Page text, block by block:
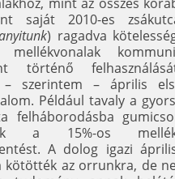
saját 2010-es
) ragadva
történő
– szerintem – április
Például tavaly a
felháborodásba
a 15%-os
A dolog igazi
kötötték az orrunkra, de